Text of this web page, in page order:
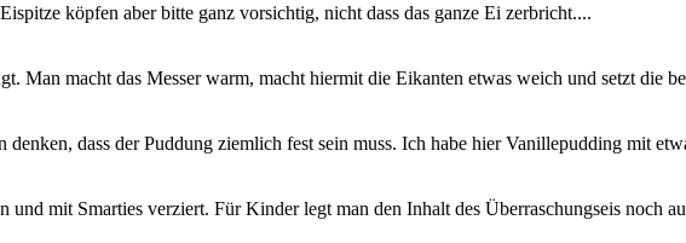
köpfen aber bitte ganz vorsichtig, nicht dass das ganze Ei zerbricht....
Man macht das Messer warm, macht hiermit die Eikanten etwas weich und setzt die
dass der Puddung ziemlich fest sein muss. Ich habe hier Vanillepudding mit
und mit Smarties verziert. Für Kinder legt man den Inhalt des Überraschungseis noch